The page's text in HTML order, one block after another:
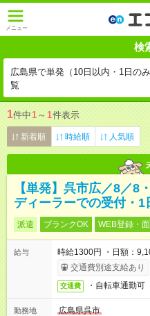
メニュー
検
広島県で単発（10日以内・1日の
覧
1件中1 ～ 1件表示
新着順 時給順 人気順
【単発】呉市広／8／8
ディーラーでの受付・1
派遣 ブランクOK WEB登録・
給与
時給1300円 ・日額：
交通費別途支給あり
交通費 ・自転車通勤可
勤務地
広島県呉市